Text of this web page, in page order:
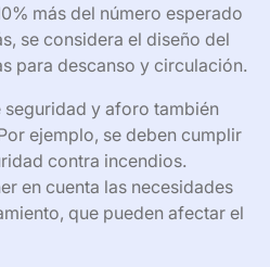
más del número esperado
se considera el diseño del
para descanso y circulación.
y aforo también
ejemplo, se deben cumplir
contra incendios.
en cuenta las necesidades
que pueden afectar el